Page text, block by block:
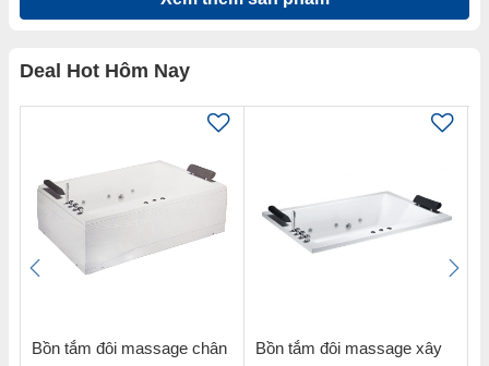
Deal Hot Hôm Nay
Bồn tắm đôi massage chân
Bồn tắm đôi massage xây